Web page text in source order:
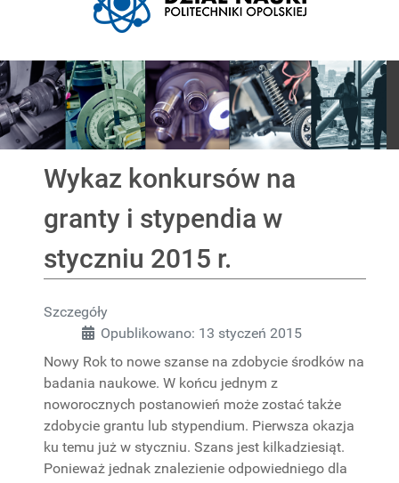
Pokaz slajdów
PROJEKTY
Wykaz konkursów na
granty i stypendia w
styczniu 2015 r.
Szczegóły
Opublikowano: 13 styczeń 2015
Nowy Rok to nowe szanse na zdobycie środków na
badania naukowe. W końcu jednym z
noworocznych postanowień może zostać także
zdobycie grantu lub stypendium. Pierwsza okazja
ku temu już w styczniu. Szans jest kilkadziesiąt.
Ponieważ jednak znalezienie odpowiedniego dla